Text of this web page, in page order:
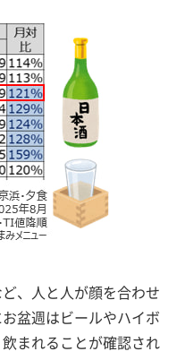
、人と人が顔を合わせ
盆週はビールやハイボ
まれることが確認され